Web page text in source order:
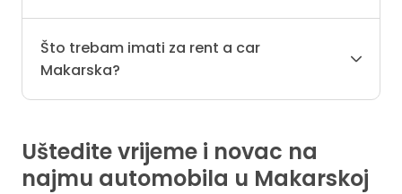
Što trebam imati za rent a car
Makarska?
Uštedite vrijeme i novac na
najmu automobila u Makarskoj